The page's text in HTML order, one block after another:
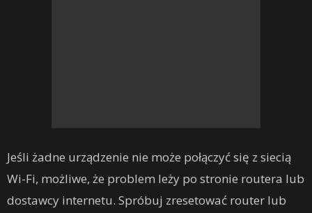
Jeśli żadne urządzenie nie może połączyć się z siecią
Wi-Fi, możliwe, że problem leży po stronie routera lub
dostawcy internetu. Spróbuj zresetować router lub